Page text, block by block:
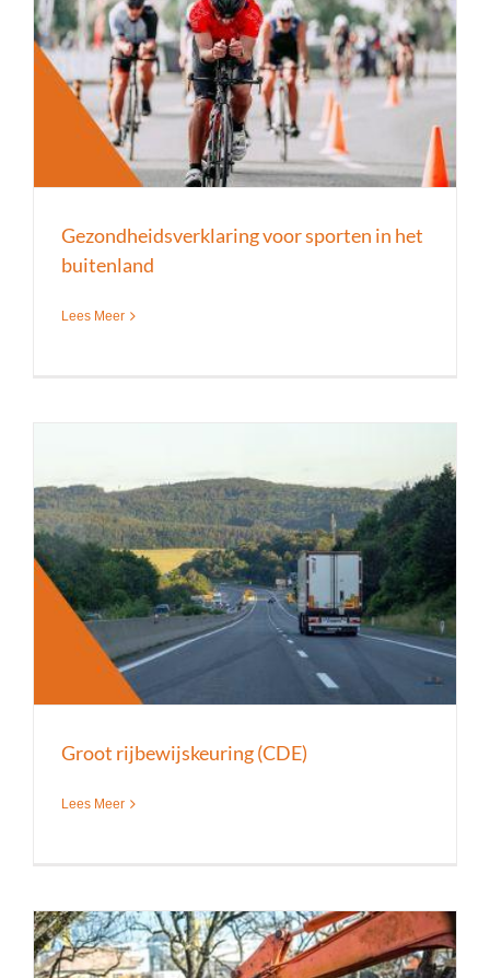
Gezondheidsverklaring voor sporten in het
buitenland
Lees Meer
Groot rijbewijskeuring (CDE)
Lees Meer